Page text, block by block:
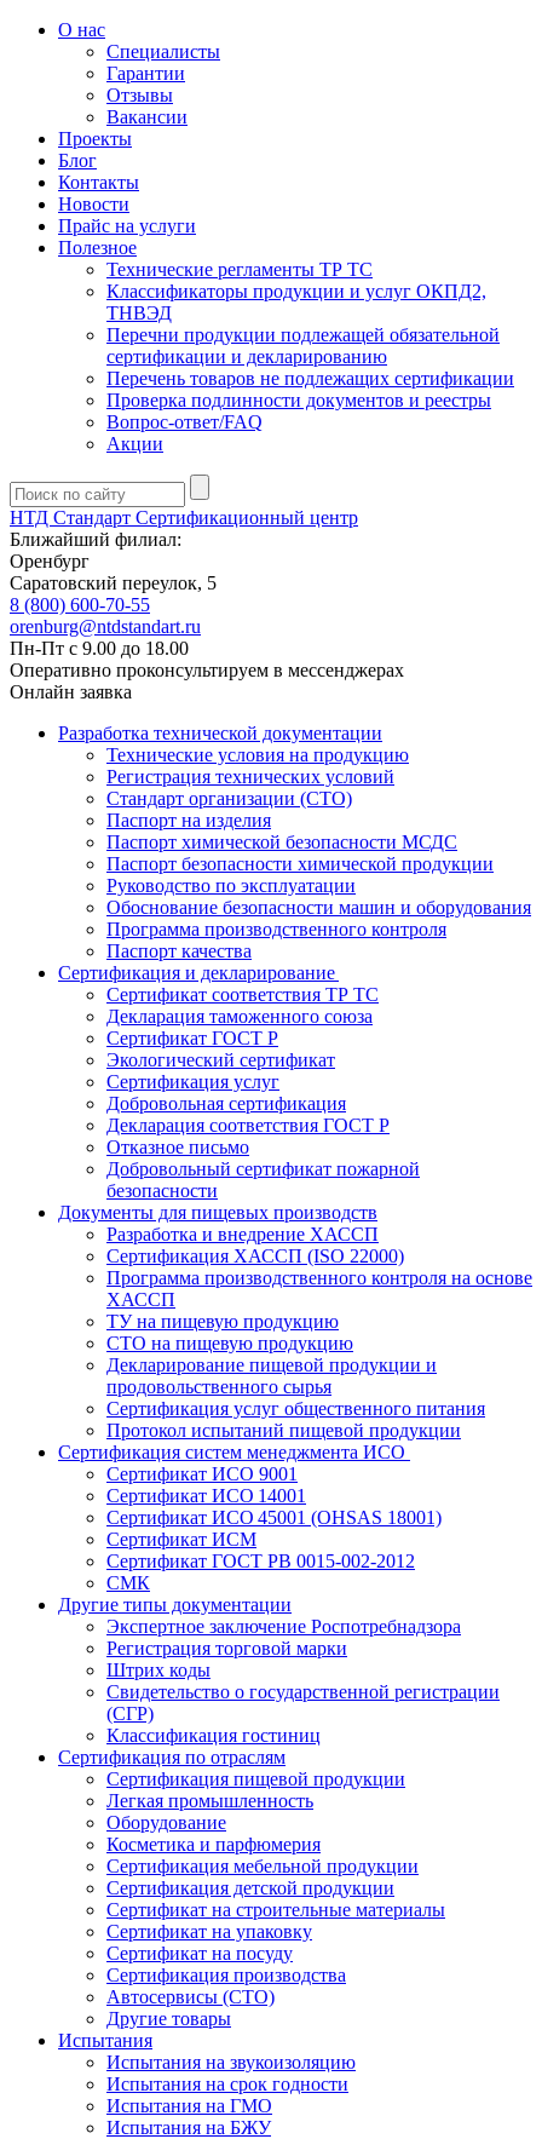
О нас
Специалисты
Гарантии
Отзывы
Вакансии
Проекты
Блог
Контакты
Новости
Прайс на услуги
Полезное
Технические регламенты ТР ТС
Классификаторы продукции и услуг ОКПД2,
ТНВЭД
Перечни продукции подлежащей обязательной
сертификации и декларированию
Перечень товаров не подлежащих сертификации
Проверка подлинности документов и реестры
Вопрос-ответ/FAQ
Акции
НТД Стандарт Сертификационный центр
Ближайший филиал:
Оренбург
Саратовский переулок, 5
8 (800) 600-70-55
orenburg@ntdstandart.ru
Пн-Пт с 9.00 до 18.00
Оперативно проконсультируем в мессенджерах
Онлайн заявка
Разработка технической документации
Технические условия на продукцию
Регистрация технических условий
Стандарт организации (СТО)
Паспорт на изделия
Паспорт химической безопасности МСДС
Паспорт безопасности химической продукции
Руководство по эксплуатации
Обоснование безопасности машин и оборудования
Программа производственного контроля
Паспорт качества
Сертификация и декларирование
Сертификат соответствия ТР ТС
Декларация таможенного союза
Сертификат ГОСТ Р
Экологический сертификат
Сертификация услуг
Добровольная сертификация
Декларация соответствия ГОСТ Р
Отказное письмо
Добровольный сертификат пожарной
безопасности
Документы для пищевых производств
Разработка и внедрение ХАССП
Сертификация ХАССП (ISO 22000)
Программа производственного контроля на основе
ХАССП
ТУ на пищевую продукцию
СТО на пищевую продукцию
Декларирование пищевой продукции и
продовольственного сырья
Сертификация услуг общественного питания
Протокол испытаний пищевой продукции
Сертификация систем менеджмента ИСО
Сертификат ИСО 9001
Сертификат ИСО 14001
Сертификат ИСО 45001 (OHSAS 18001)
Сертификат ИСМ
Сертификат ГОСТ РВ 0015-002-2012
СМК
Другие типы документации
Экспертное заключение Роспотребнадзора
Регистрация торговой марки
Штрих коды
Свидетельство о государственной регистрации
(СГР)
Классификация гостиниц
Сертификация по отраслям
Сертификация пищевой продукции
Легкая промышленность
Оборудование
Косметика и парфюмерия
Сертификация мебельной продукции
Сертификация детской продукции
Сертификат на строительные материалы
Сертификат на упаковку
Сертификат на посуду
Сертификация производства
Автосервисы (СТО)
Другие товары
Испытания
Испытания на звукоизоляцию
Испытания на срок годности
Испытания на ГМО
Испытания на БЖУ